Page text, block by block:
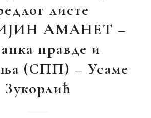
листе
AМАНЕТ –
правде и
(СПП) – Усаме
Зукорлић